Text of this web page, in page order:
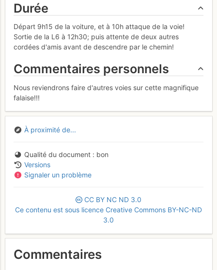
Durée
Départ 9h15 de la voiture, et à 10h attaque de la voie!
Sortie de la L6 à 12h30; puis attente de deux autres
cordées d'amis avant de descendre par le chemin!
Commentaires personnels
Nous reviendrons faire d'autres voies sur cette magnifique
falaise!!!
À proximité de...
Qualité du document
bon
Versions
Signaler un problème
CC BY NC ND 3.0
Ce contenu est sous licence Creative Commons BY-NC-ND
3.0
Commentaires